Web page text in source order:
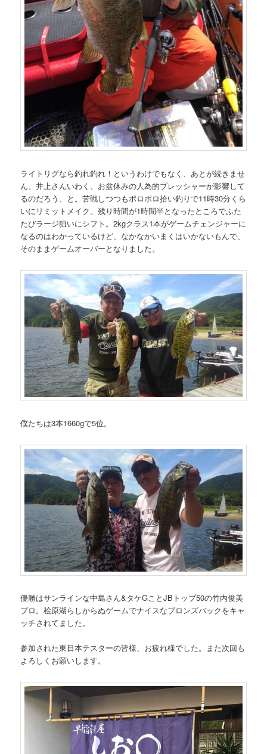
ライトリグなら釣れ釣れ！というわけでもなく、あとが続きませ
ん。井上さんいわく、お盆休みの人為的プレッシャーが影響して
るのだろう、と。苦戦しつつもポロポロ拾い釣りで11時30分くら
いにリミットメイク。残り時間が1時間半となったところでふた
たびラージ狙いにシフト。2kgクラス1本がゲームチェンジャーに
なるのはわかっているけど、なかなかいまくはいかないもんで、
そのままゲームオーバーとなりました。
僕たちは3本1660gで5位。
優勝はサンラインな中島さん&タケGことJBトップ50の竹内俊美
プロ。桧原湖らしからぬゲームでナイスなブロンズバックをキャ
ッチされてました。
参加された東日本テスターの皆様、お疲れ様でした。また次回も
よろしくお願いします。